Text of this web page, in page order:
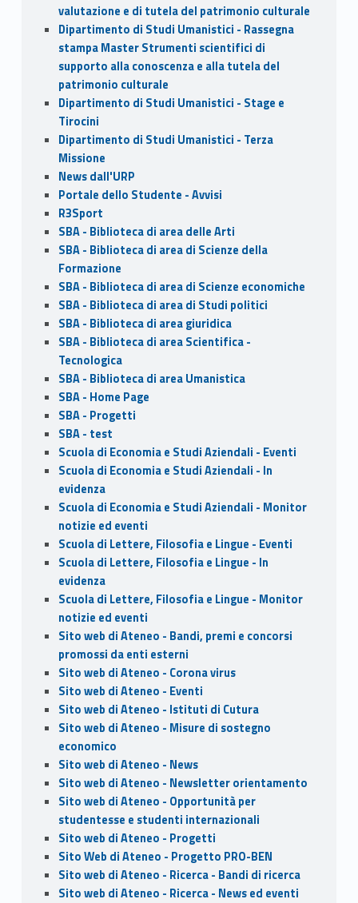
valutazione e di tutela del patrimonio culturale
Dipartimento di Studi Umanistici - Rassegna
stampa Master Strumenti scientifici di
supporto alla conoscenza e alla tutela del
patrimonio culturale
Dipartimento di Studi Umanistici - Stage e
Tirocini
Dipartimento di Studi Umanistici - Terza
Missione
News dall'URP
Portale dello Studente - Avvisi
R3Sport
SBA - Biblioteca di area delle Arti
SBA - Biblioteca di area di Scienze della
Formazione
SBA - Biblioteca di area di Scienze economiche
SBA - Biblioteca di area di Studi politici
SBA - Biblioteca di area giuridica
SBA - Biblioteca di area Scientifica -
Tecnologica
SBA - Biblioteca di area Umanistica
SBA - Home Page
SBA - Progetti
SBA - test
Scuola di Economia e Studi Aziendali - Eventi
Scuola di Economia e Studi Aziendali - In
evidenza
Scuola di Economia e Studi Aziendali - Monitor
notizie ed eventi
Scuola di Lettere, Filosofia e Lingue - Eventi
Scuola di Lettere, Filosofia e Lingue - In
evidenza
Scuola di Lettere, Filosofia e Lingue - Monitor
notizie ed eventi
Sito web di Ateneo - Bandi, premi e concorsi
promossi da enti esterni
Sito web di Ateneo - Corona virus
Sito web di Ateneo - Eventi
Sito web di Ateneo - Istituti di Cutura
Sito web di Ateneo - Misure di sostegno
economico
Sito web di Ateneo - News
Sito web di Ateneo - Newsletter orientamento
Sito web di Ateneo - Opportunità per
studentesse e studenti internazionali
Sito web di Ateneo - Progetti
Sito Web di Ateneo - Progetto PRO-BEN
Sito web di Ateneo - Ricerca - Bandi di ricerca
Sito web di Ateneo - Ricerca - News ed eventi